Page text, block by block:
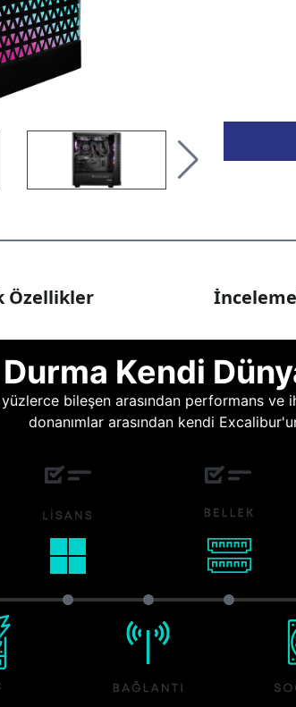
Özellikler
Durma Kendi
bileşen arasından performans
donanımlar arasından kendi